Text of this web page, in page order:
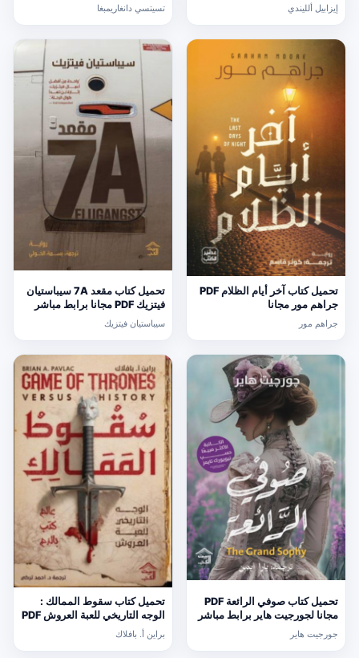
إيزابيل ألليندي
تسيتسي دانغاريمبغا
تحميل كتاب آخر أيام الظلام PDF
جراهم مور مجانا
جراهم مور
تحميل كتاب مقعد 7A سيباستيان
فيتزيك PDF مجانا برابط مباشر
سيباستيان فيتزيك
تحميل كتاب صوفي الرائعة PDF
مجانا لجورجيت هاير برابط مباشر
جورجيت هاير
تحميل كتاب سقوط الممالك :
الوجه التاريخي للعبة العروش PDF
مجانا
براين أ. بافلاك